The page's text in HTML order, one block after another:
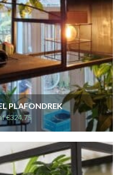
PLAFONDREK
€324,75